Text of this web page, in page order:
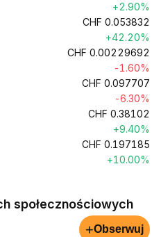
+2.90%
CHF 0.053832
+42.20%
CHF 0.00229692
-1.60%
CHF 0.097707
-6.30%
CHF 0.38102
+9.40%
CHF 0.197185
+10.00%
społecznościowych
+Obserwuj